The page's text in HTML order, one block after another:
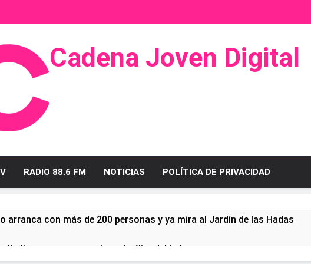
Cadena Joven Digital
Radio Y Televisión
RADIO 88.6 FM NOTICIAS POLÍTICA DE PRIVACIDAD
arranca con más de 200 personas y ya mira al Jardín de las Hadas
linense tras conquistar la élite del baloncesto